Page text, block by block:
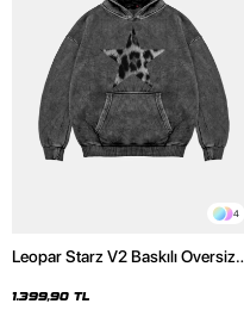
4
Leopar Starz V2 Baskılı Oversize
Hoodie
1.399,90 TL